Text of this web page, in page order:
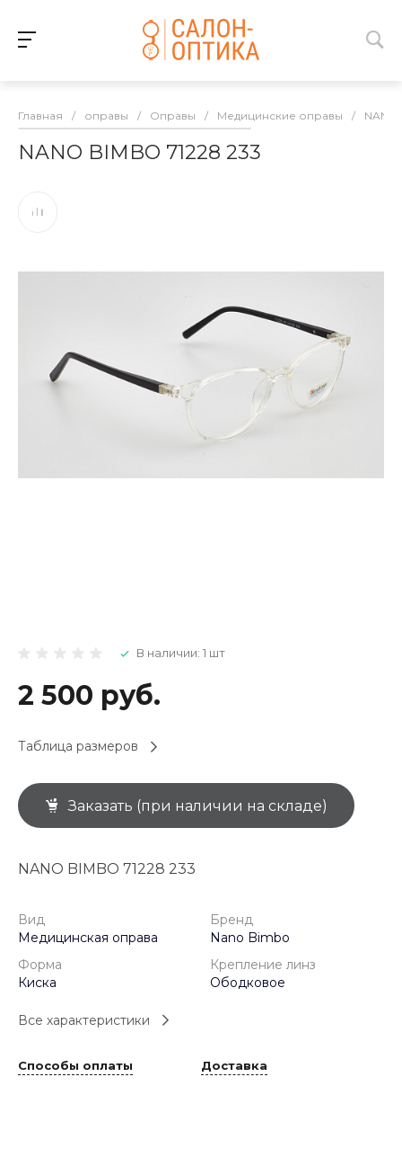
Главная / оправы / Оправы / Медицинские оправы / NANO
NANO BIMBO 71228 233
В наличии: 1 шт
2 500 руб.
Таблица размеров
Заказать (при наличии на складе)
NANO BIMBO 71228 233
Вид
Медицинская оправа
Бренд
Nano Bimbo
Форма
Киска
Крепление линз
Ободковое
Все характеристики
Способы оплаты Доставка